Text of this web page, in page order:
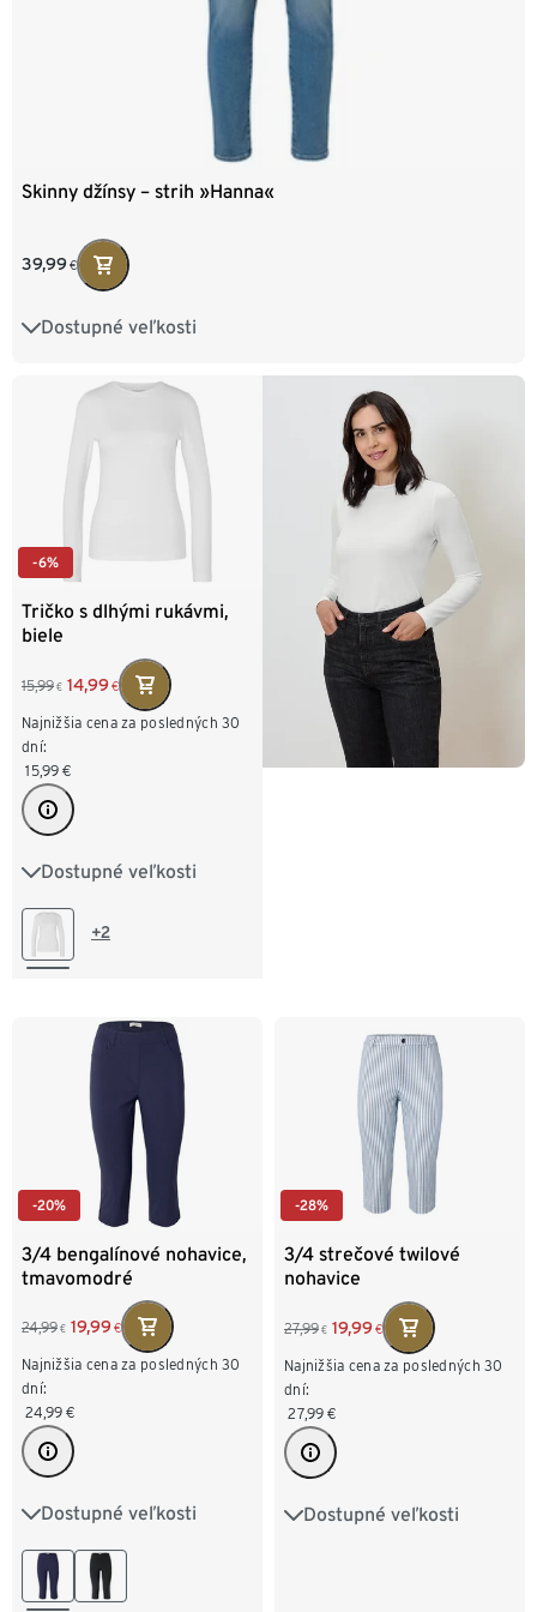
Skinny džínsy – strih »Hanna«
39,99 €
Dostupné veľkosti
36 38 40 42
-6%
Tričko s dlhými rukávmi,
biele
15,99 € 14,99 €
Najnižšia cena za posledných 30
dní:
15,99 €
Dostupné veľkosti
S 36/38 M 40/42
L 44/46+2
-20%
3/4 bengalínové nohavice,
tmavomodré
24,99 € 19,99 €
Najnižšia cena za posledných 30
dní:
24,99 €
Dostupné veľkosti
36 38 40 42
44 46
-28%
3/4 strečové twilové
nohavice
27,99 € 19,99 €
Najnižšia cena za posledných 30
dní:
27,99 €
Dostupné veľkosti
36 38 40 42